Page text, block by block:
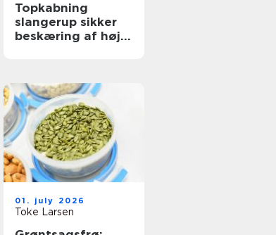
Topkabning
slangerup sikker
beskæring af høje
01. july 2026
Toke Larsen